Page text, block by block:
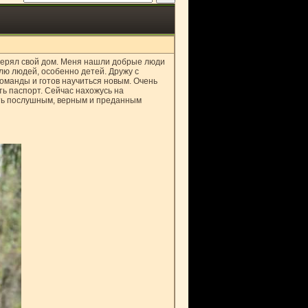
свой дом. Меня нашли добрые люди
людей, особенно детей. Дружу с
и готов научиться новым. Очень
паспорт. Сейчас нахожусь на
послушным, верным и преданным